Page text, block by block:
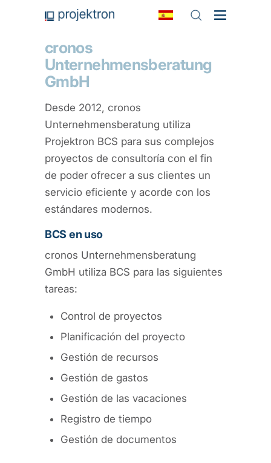
cronos
Unternehmensberatung
GmbH
Desde 2012, cronos
Unternehmensberatung utiliza
Projektron BCS para sus complejos
proyectos de consultoría con el fin
de poder ofrecer a sus clientes un
servicio eficiente y acorde con los
estándares modernos.
BCS en uso
cronos Unternehmensberatung
GmbH utiliza BCS para las siguientes
tareas:
Control de proyectos
Planificación del proyecto
Gestión de recursos
Gestión de gastos
Gestión de las vacaciones
Registro de tiempo
Gestión de documentos